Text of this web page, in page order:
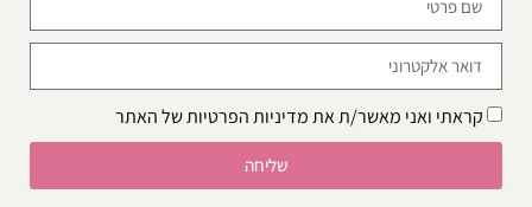
קראתי ואני מאשר/ת אתמדיניות הפרטיותשל האתר
שליחה